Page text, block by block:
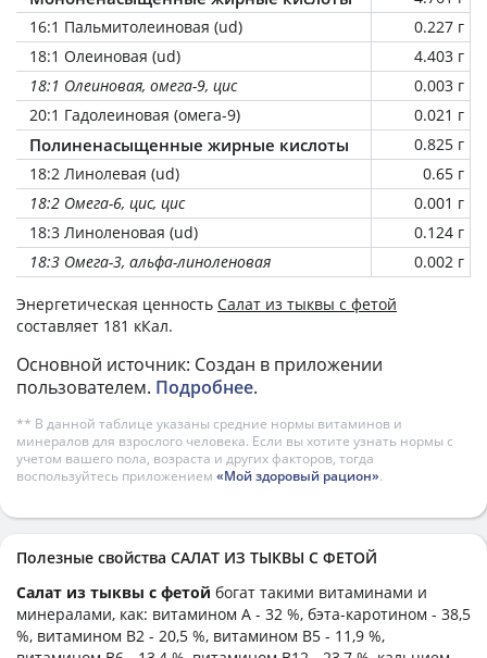
16:1 Пальмитолеиновая (ud)
0.227 г
18:1 Олеиновая (ud)
4.403 г
18:1 Олеиновая, омега-9, цис
0.003 г
20:1 Гадолеиновая (омега-9)
0.021 г
Полиненасыщенные жирные кислоты
0.825 г
18:2 Линолевая (ud)
0.65 г
18:2 Омега-6, цис, цис
0.001 г
18:3 Линоленовая (ud)
0.124 г
18:3 Омега-3, альфа-линоленовая
0.002 г
Энергетическая ценность Салат из тыквы с фетой
составляет 181 кКал.
Основной источник: Создан в приложении
пользователем. Подробнее.
** В данной таблице указаны средние нормы витаминов и
минералов для взрослого человека. Если вы хотите узнать нормы с
учетом вашего пола, возраста и других факторов, тогда
воспользуйтесь приложением «Мой здоровый рацион».
Полезные свойства САЛАТ ИЗ ТЫКВЫ С ФЕТОЙ
Салат из тыквы с фетой богат такими витаминами и
минералами, как: витамином А - 32 %, бэта-каротином - 38,5
%, витамином B2 - 20,5 %, витамином B5 - 11,9 %,